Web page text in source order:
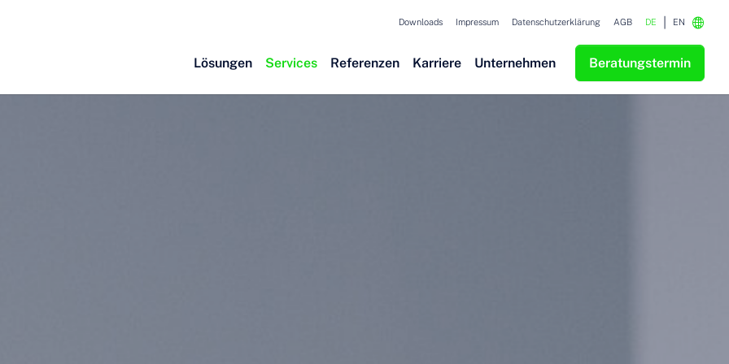
Lösungen Services Referenzen Karriere Unternehmen Beratungstermin
Downloads Impressum Datenschutzerklärung AGB DE EN